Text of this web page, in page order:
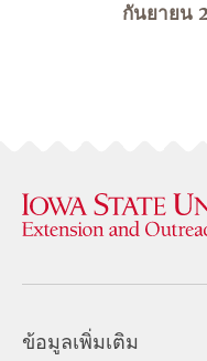
กันยายน
ข้อมูลเพิ่มเติม